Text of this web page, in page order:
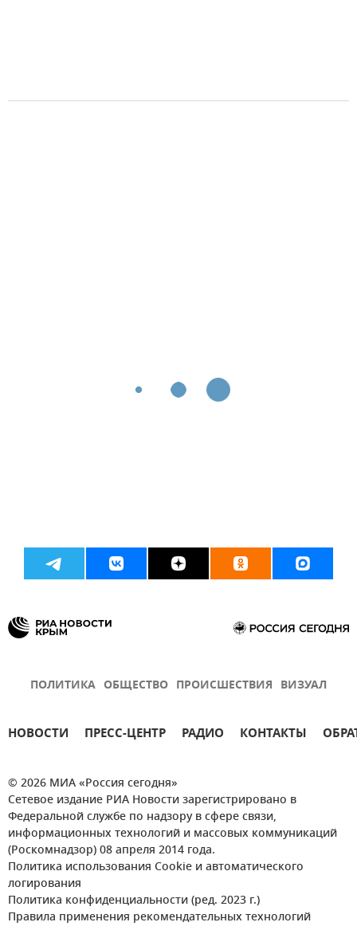
ПОЛИТИКА ОБЩЕСТВО ПРОИСШЕСТВИЯ ВИЗУАЛ
НОВОСТИ ПРЕСС-ЦЕНТР РАДИО КОНТАКТЫ
© 2026 МИА «Россия сегодня»
Сетевое издание РИА Новости зарегистрировано в
Федеральной службе по надзору в сфере связи,
информационных технологий и массовых коммуникаций
(Роскомнадзор) 08 апреля 2014 года.
Политика использования Cookie и автоматического
логирования
Политика конфиденциальности (ред. 2023 г.)
Правила применения рекомендательных технологий